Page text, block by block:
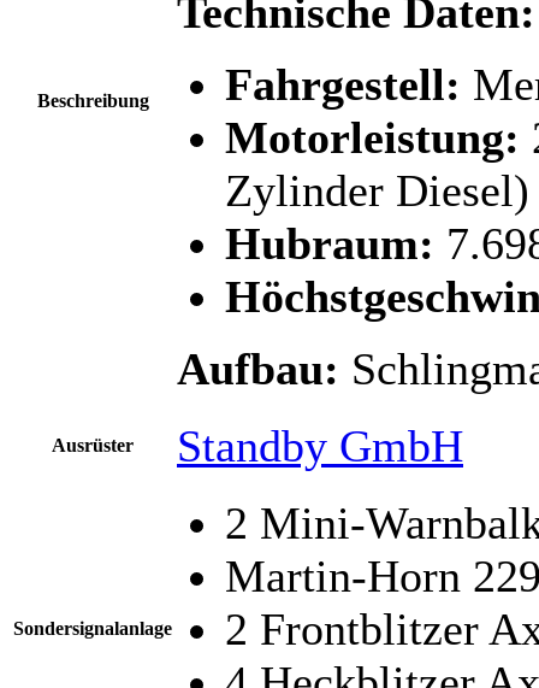
Beschreibung
Technische Daten:
Fahrgestell:
Motorleistung:
Zylinder Diesel)
Hubraum:
Aufbau:
Ausrüster Standby GmbH
Sondersignalanlage
2 Mini-
Martin-Horn
2 Frontblitzer